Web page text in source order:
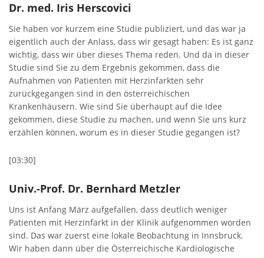
Dr. med. Iris Herscovici
Sie haben vor kurzem eine Studie publiziert, und das war ja
eigentlich auch der Anlass, dass wir gesagt haben: Es ist ganz
wichtig, dass wir über dieses Thema reden. Und da in dieser
Studie sind Sie zu dem Ergebnis gekommen, dass die
Aufnahmen von Patienten mit Herzinfarkten sehr
zurückgegangen sind in den österreichischen
Krankenhäusern. Wie sind Sie überhaupt auf die Idee
gekommen, diese Studie zu machen, und wenn Sie uns kurz
erzählen können, worum es in dieser Studie gegangen ist?
[03:30]
Univ.-Prof. Dr. Bernhard Metzler
Uns ist Anfang März aufgefallen, dass deutlich weniger
Patienten mit Herzinfarkt in der Klinik aufgenommen worden
sind. Das war zuerst eine lokale Beobachtung in Innsbruck.
Wir haben dann über die Österreichische Kardiologische